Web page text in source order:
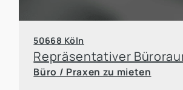
50668 Köln
Büro / Praxen zu mieten